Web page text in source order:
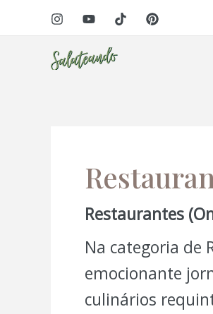
Restaurantes
Na categoria de
emocionante
culinários